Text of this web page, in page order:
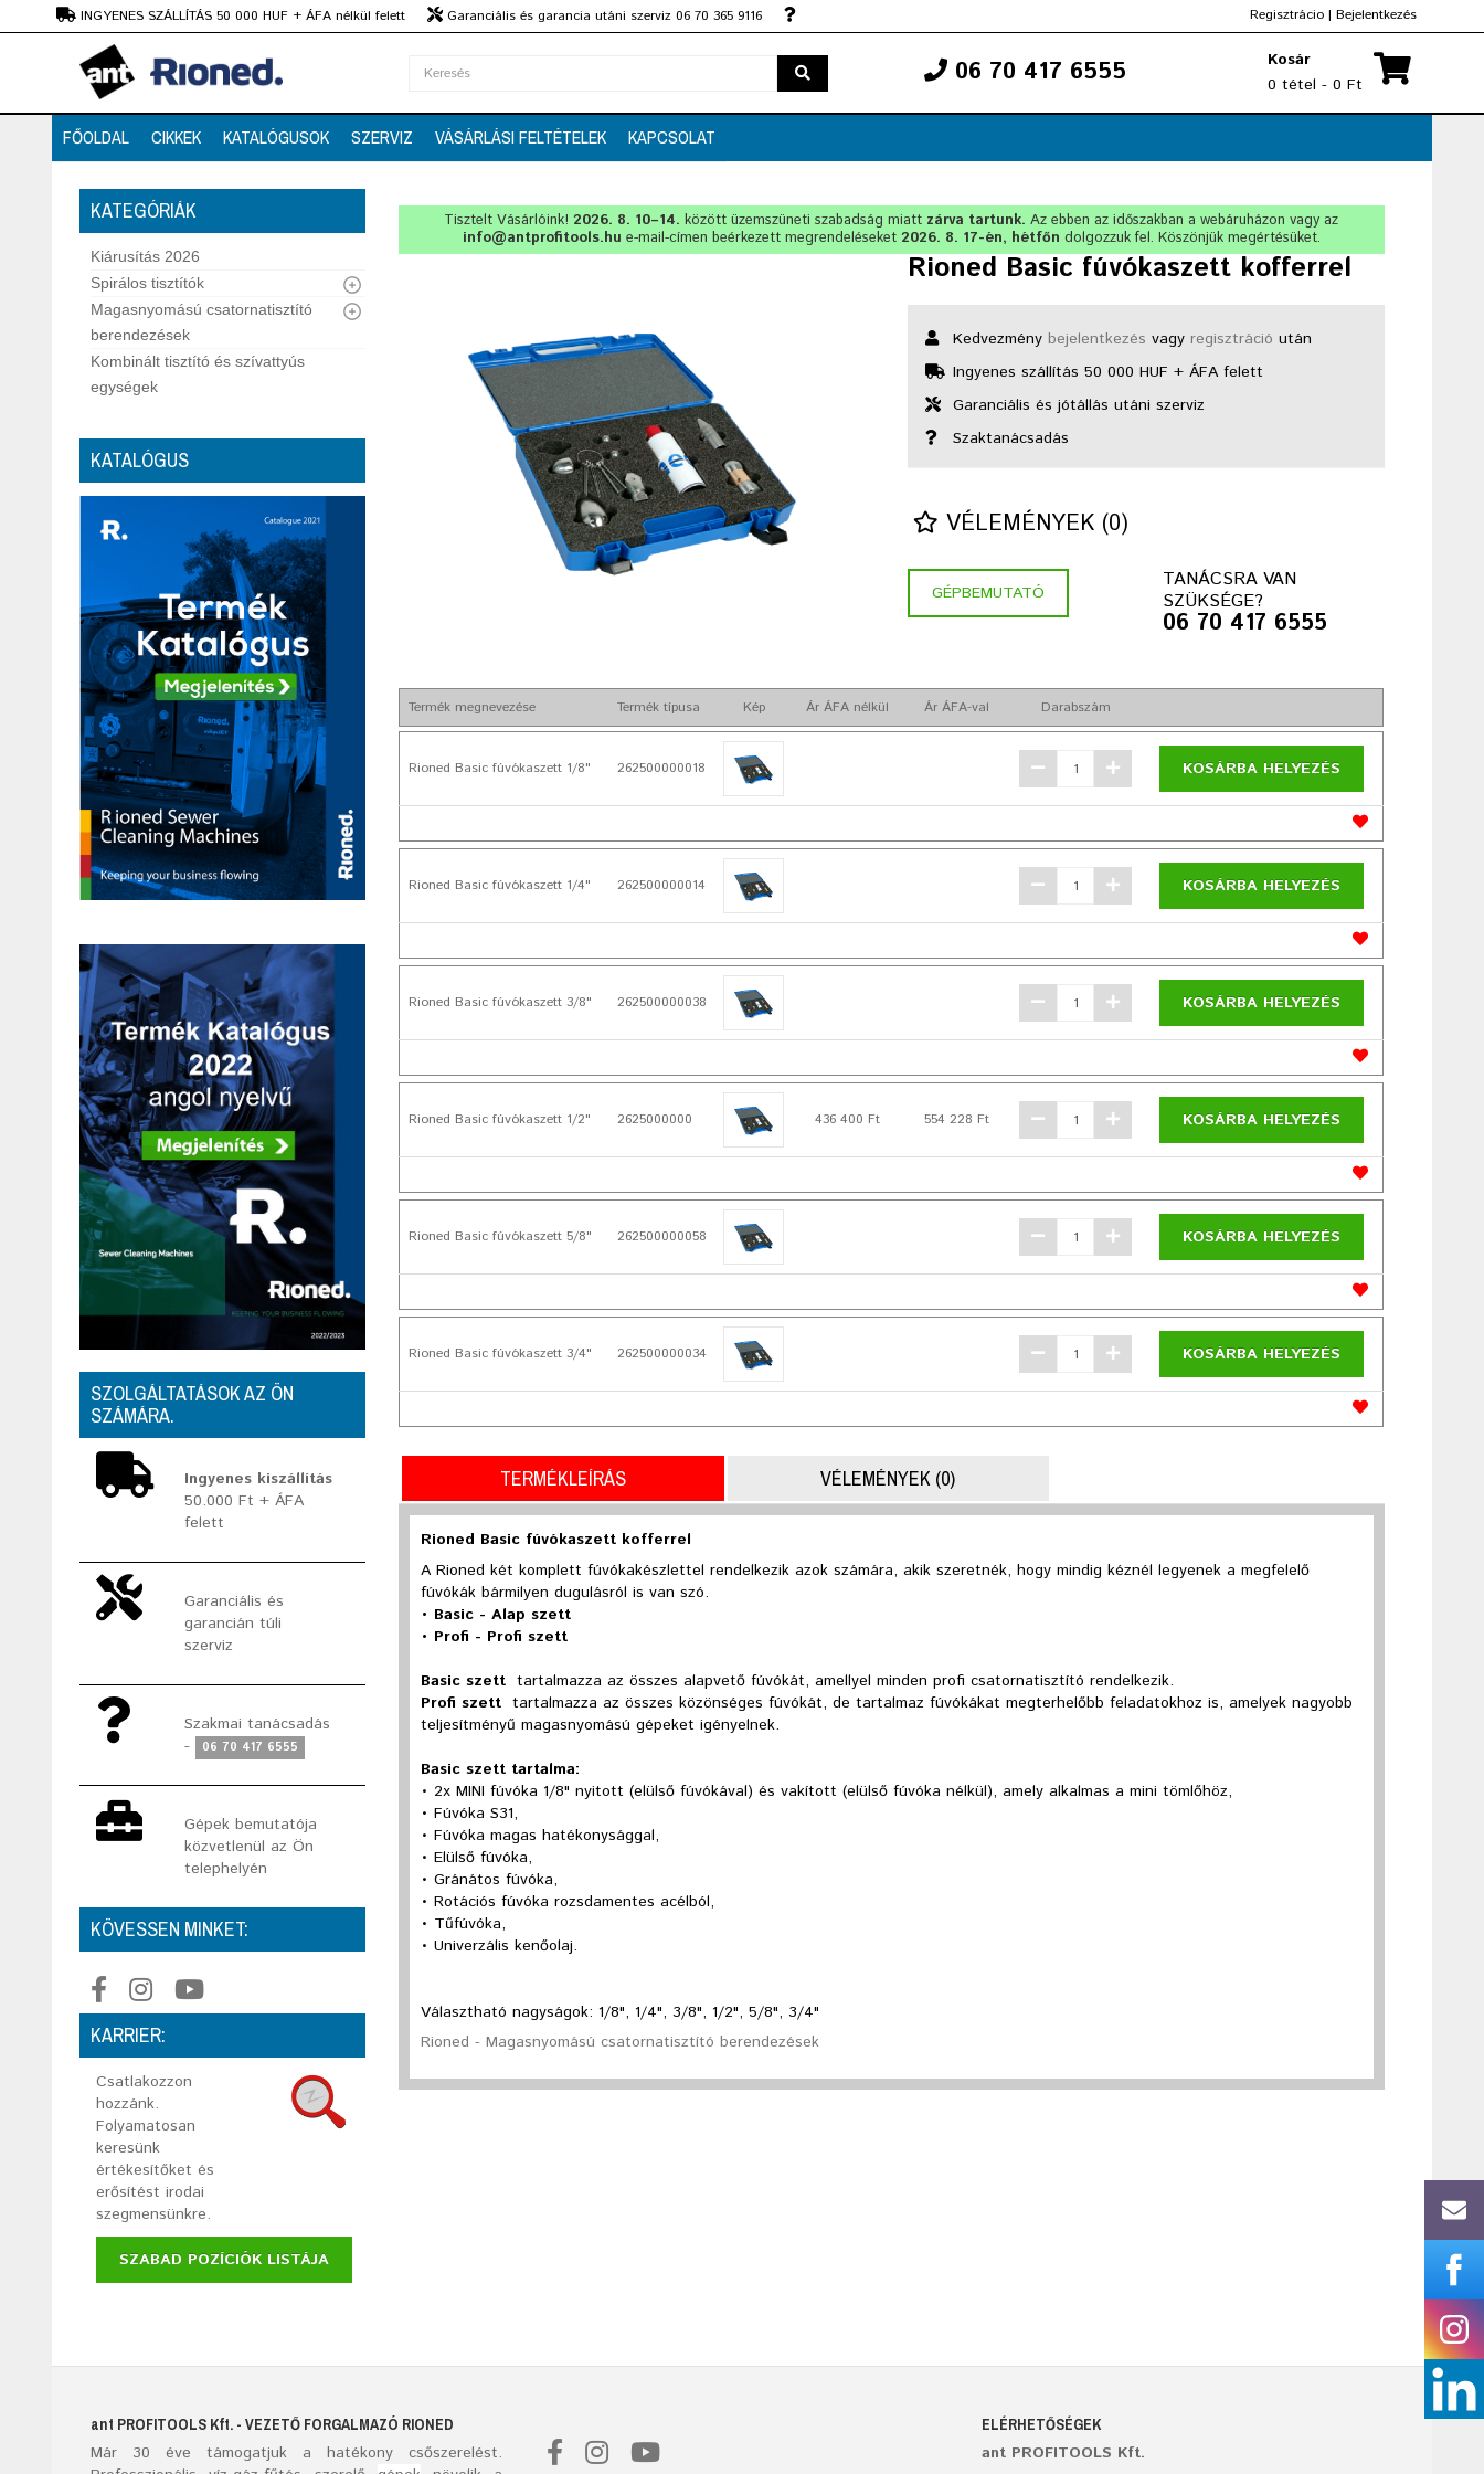
INGYENES SZÁLLÍTÁS 50 000 HUF + ÁFA nélkül felett
Garanciális és garancia utáni szerviz 06 70 365 9116
Szaktanácsadás
Regisztrácio | Bejelentkezés
06 70 417 6555
Kosár
0 tétel - 0 Ft
FŐOLDAL CIKKEK KATALÓGUSOK SZERVIZ VÁSÁRLÁSI FELTÉTELEK KAPCSOLAT
KATEGÓRIÁK
Kiárusítás 2026
Spirálos tisztítók
Magasnyomású csatornatisztító
berendezések
Kombinált tisztító és szívattyús
egységek
KATALÓGUS
SZOLGÁLTATÁSOK AZ ÖN
SZÁMÁRA.
Ingyenes kiszállítás
50.000 Ft + ÁFA
felett
Garanciális és
garancián túli
szerviz
Szakmai tanácsadás
-
06 70 417 6555
Gépek bemutatója
közvetlenül az Ön
telephelyén
KÖVESSEN MINKET:
KARRIER:
Csatlakozzon
hozzánk.
Folyamatosan
keresünk
értékesítőket és
erősítést irodai
szegmensünkre.
SZABAD POZÍCIÓK LISTÁJA
Tisztelt Vásárlóink!2026. 8. 10–14. között üzemszüneti szabadság miatt zárva tartunk. Az ebben az időszakban a webáruházon vagy az
info@antprofitools.hu e-mail-címen beérkezett megrendeléseket 2026. 8. 17-én, hétfőn dolgozzuk fel. Köszönjük megértésüket.
Rioned Basic fúvókaszett kofferrel
Kedvezménybejelentkezés vagyregisztráció után
Ingyenes szállítás 50 000 HUF + ÁFA felett
Garanciális és jótállás utáni szerviz
Szaktanácsadás
VÉLEMÉNYEK (0)
GÉPBEMUTATÓ
TANÁCSRA VAN
SZÜKSÉGE?
06 70 417 6555
Termék megnevezése Termék típusa Kép Ár ÁFA nélkül Ár ÁFA-val Darabszám
Rioned Basic fúvókaszett 1/8" 262500000018 KOSÁRBA HELYEZÉS
Rioned Basic fúvókaszett 1/4" 262500000014 KOSÁRBA HELYEZÉS
Rioned Basic fúvókaszett 3/8" 262500000038 KOSÁRBA HELYEZÉS
Rioned Basic fúvókaszett 1/2" 2625000000 436 400 Ft 554 228 Ft KOSÁRBA HELYEZÉS
Rioned Basic fúvókaszett 5/8" 262500000058 KOSÁRBA HELYEZÉS
Rioned Basic fúvókaszett 3/4" 262500000034 KOSÁRBA HELYEZÉS
TERMÉKLEÍRÁS VÉLEMÉNYEK (0)
Rioned Basic fúvókaszett kofferrel
A Rioned két komplett fúvókakészlettel rendelkezik azok számára, akik szeretnék, hogy mindig kéznél legyenek a megfelelő
fúvókák bármilyen dugulásról is van szó.
• Basic - Alap szett
• Profi - Profi szett
Basic szett tartalmazza az összes alapvető fúvókát, amellyel minden profi csatornatisztító rendelkezik.
Profi szett tartalmazza az összes közönséges fúvókát, de tartalmaz fúvókákat megterhelőbb feladatokhoz is, amelyek nagyobb
teljesítményű magasnyomású gépeket igényelnek.
Basic szett tartalma:
• 2x MINI fúvóka 1/8" nyitott (elülső fúvókával) és vakított (elülső fúvóka nélkül), amely alkalmas a mini tömlőhöz,
• Fúvóka S31,
• Fúvóka magas hatékonysággal,
• Elülső fúvóka,
• Gránátos fúvóka,
• Rotációs fúvóka rozsdamentes acélból,
• Tűfúvóka,
• Univerzális kenőolaj.
Választható nagyságok: 1/8", 1/4", 3/8", 1/2", 5/8", 3/4"
Rioned - Magasnyomású csatornatisztító berendezések
ant PROFITOOLS Kft. - VEZETŐ FORGALMAZÓ RIONED
Már 30éve támogatjuk a hatékony csőszerelést.
ELÉRHETŐSÉGEK
ant PROFITOOLS Kft.